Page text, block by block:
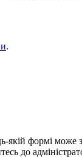
.
якій формі
до